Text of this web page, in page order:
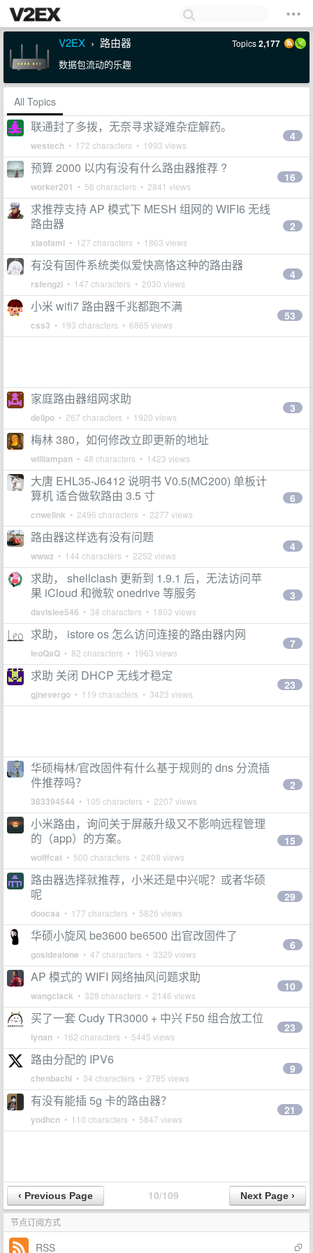
V2EX › 路由器 Topics2,177
数据包流动的乐趣
All Topics
联通封了多拨，无奈寻求疑难杂症解药。
westech • 172 characters • 1993 views
4
预算 2000 以内有没有什么路由器推荐 ?
worker201 • 56 characters • 2841 views
16
求推荐支持 AP 模式下 MESH 组网的 WIFI6 无线
路由器
xiaofami • 127 characters • 1863 views
2
有没有固件系统类似爱快高恪这种的路由器
rsfengzi • 147 characters • 2030 views
4
小米 wifi7 路由器千兆都跑不满
css3 • 193 characters • 6865 views
53
家庭路由器组网求助
delipo • 267 characters • 1920 views
3
梅林 380，如何修改立即更新的地址
williampan • 48 characters • 1423 views
大唐 EHL35-J6412 说明书 V0.5(MC200) 单板计
算机 适合做软路由 3.5 寸
cnwelink • 2496 characters • 2277 views
6
路由器这样选有没有问题
wwwz • 144 characters • 2252 views
4
求助， shellclash 更新到 1.9.1 后，无法访问苹
果 iCloud 和微软 onedrive 等服务
davislee546 • 38 characters • 1803 views
3
求助， istore os 怎么访问连接的路由器内网
leoQaQ • 82 characters • 1963 views
7
求助 关闭 DHCP 无线才稳定
gjnevergo • 119 characters • 3423 views
23
华硕梅林/官改固件有什么基于规则的 dns 分流插
件推荐吗？
383394544 • 105 characters • 2207 views
2
小米路由，询问关于屏蔽升级又不影响远程管理
的（app）的方案。
wolffcat • 500 characters • 2408 views
15
路由器选择就推荐，小米还是中兴呢？或者华硕
呢
doocaa • 177 characters • 5826 views
29
华硕小旋风 be3600 be6500 出官改固件了
gosidealone • 47 characters • 3329 views
6
AP 模式的 WIFI 网络抽风问题求助
wangclack • 328 characters • 2146 views
10
买了一套 Cudy TR3000 + 中兴 F50 组合放工位
lynan • 162 characters • 5445 views
23
路由分配的 IPV6
chenbachi • 34 characters • 2785 views
9
有没有能插 5g 卡的路由器？
yodhcn • 110 characters • 5847 views
21
10/109
节点订阅方式
RSS